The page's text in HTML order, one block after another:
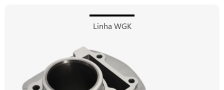
Linha WGK